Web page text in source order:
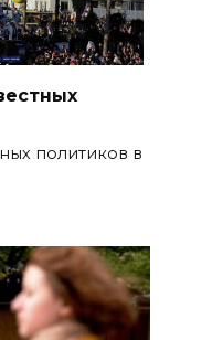
политиков в